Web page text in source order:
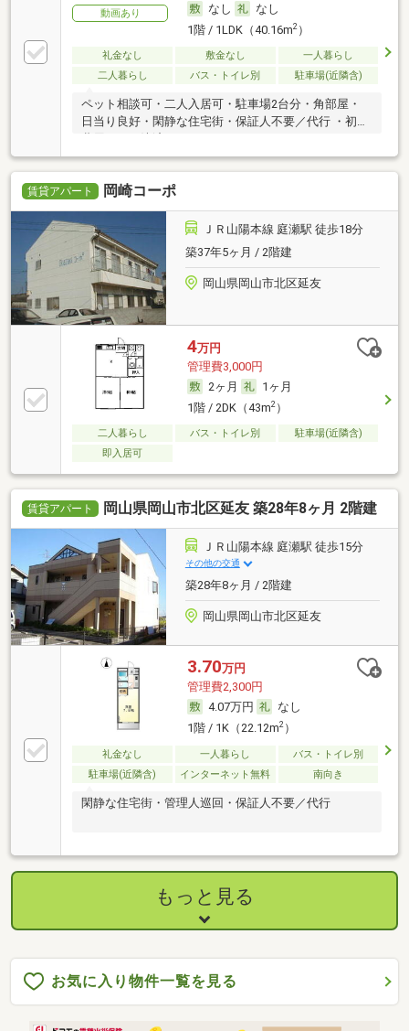
動画あり
なし
なし
1階 / 1LDK（40.16m2）
礼金なし 敷金なし
一人暮らし
二人暮らし
バス・トイレ別 駐車場(近隣含)
ペット相談可・二人入居可・駐車場2台分・角部屋・
日当り良好・閑静な住宅街・保証人不要／代行 ・初期
賃貸アパート 岡崎コーポ
ＪＲ山陽本線 庭瀬駅 徒歩18分
築37年5ヶ月 / 2階建
岡山県岡山市北区延友
4万円
管理費3,000円
2ヶ月
1ヶ月
1階 / 2DK（43m2）
二人暮らし バス・トイレ別
駐車場(近隣含)
即入居可
賃貸アパート 岡山県岡山市北区延友 築28年8ヶ月 2階建
ＪＲ山陽本線 庭瀬駅 徒歩15分
その他の交通
築28年8ヶ月 / 2階建
岡山県岡山市北区延友
3.70万円
管理費2,300円
4.07万円
なし
1階 / 1K（22.12m2）
礼金なし 一人暮らし
バス・トイレ別
駐車場(近隣含)
インターネット無料 南向き
閑静な住宅街・管理人巡回・保証人不要／代行
もっと見る
お気に入り物件一覧を見る